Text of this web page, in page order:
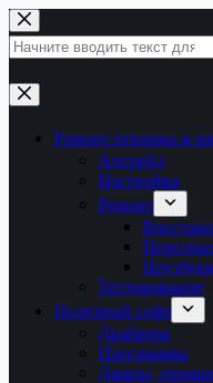
Перейти
к
сути
Ничего
не
найденоРемонт техники и
Апгрейд
Настройка
Ремонт
Ноутбуки
Тестирование
Полезный софт
Драйвера
Программы
Дампы,